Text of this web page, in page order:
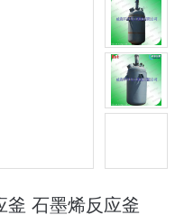
釜 石墨烯反应釜